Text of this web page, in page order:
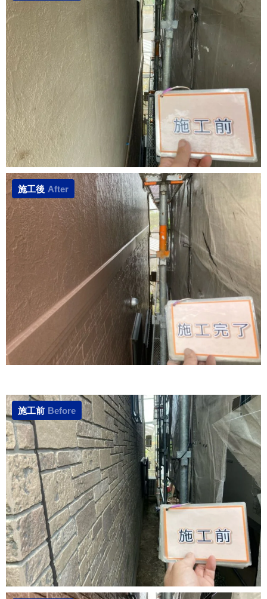
施工後 After
施工前 Before